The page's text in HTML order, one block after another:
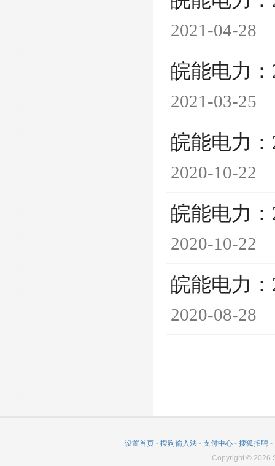
2021-04-28
皖能电力
2021-03-25
皖能电力
2020-10-22
皖能电力
2020-10-22
皖能电力
2020-08-28
设置首页 - 搜狗输入法 - 支付中心 - 搜狐招聘 -
Copyright © 2026